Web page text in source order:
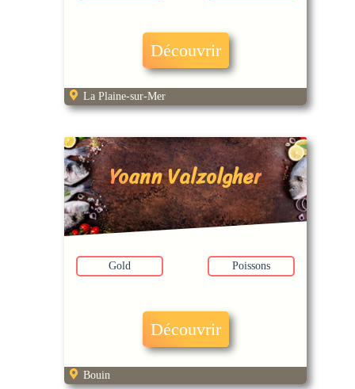
Découvrir
La Plaine-sur-Mer
Yoann Valzolgher
Gold Poissons
Découvrir
Bouin